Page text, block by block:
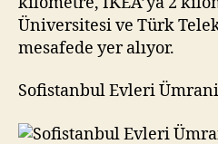
Üniversitesi ve Türk
mesafede yer alıyor.
Sofistanbul Evleri